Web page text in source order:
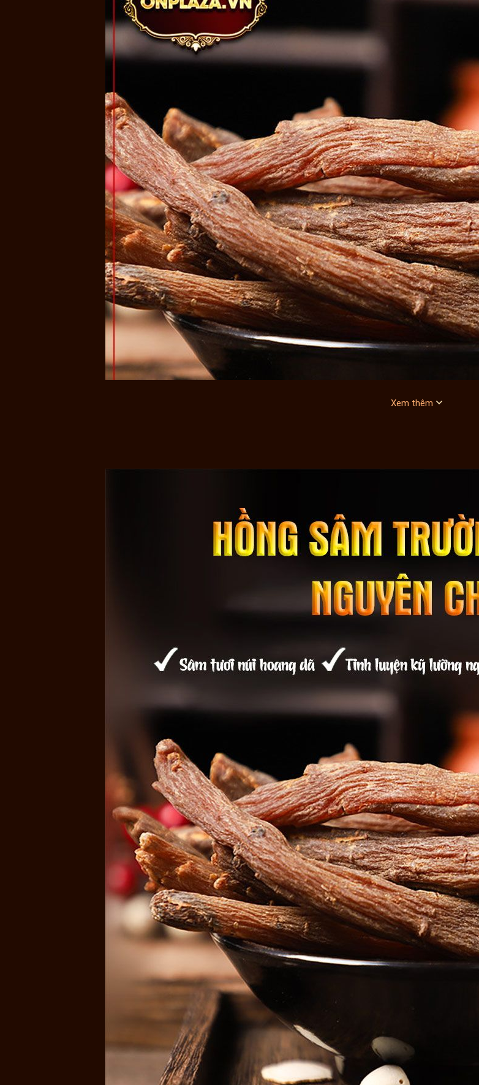
Hồng sâm được nhập khẩu từ tỉnh Cát Lâm - Đây chính là nơi tọa lạc của ngọn núi Trường Bạch nổi tiếng với
hiếm hàng ngàn năm tuổi. Núi Trường Bạch còn có tên gọi khác là núi Paeku, núi Bạch Đầu, là ngọn núi
tăng cường sức khỏe và kích thích tiêu hóa tốt hơn.
Hồng sâm núi Trường Bạch là hồng sâm nguyên chấtnên có mùi thơm nồng từ núi rừng hoang dã, giữ trọn
theo những cách khác nhau như: Đun nấu, hãm nước, hầm canh….đều mang đến hiệu quả cao.
- Sản phẩm không phải là thuốc không có tác dụng thay thế thuốc chữa bệnh.
- Tác dụng của sản phẩm có thể thay đổi tùy theo tình trạng cơ địa của mỗi người.
Quý khách tham khảo thêm:Hồng sâm thái lát thượng hạng núi Trường Bạchđã được cắt lát sẵn,
Một số hình ảnh chi tiết của sản phẩm hồng sâm:
Xem thêm